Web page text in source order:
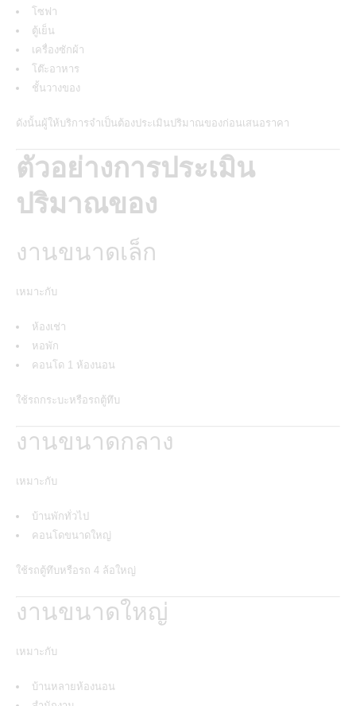
โซฟา
ตู้เย็น
เครื่องซักผ้า
โต๊ะอาหาร
ชั้นวางของ
ดังนั้นผู้ให้บริการจำเป็นต้องประเมินปริมาณของก่อนเสนอราคา
ตัวอย่างการประเมิน
ปริมาณของ
งานขนาดเล็ก
เหมาะกับ
ห้องเช่า
หอพัก
คอนโด 1 ห้องนอน
ใช้รถกระบะหรือรถตู้ทึบ
งานขนาดกลาง
เหมาะกับ
บ้านพักทั่วไป
คอนโดขนาดใหญ่
ใช้รถตู้ทึบหรือรถ 4 ล้อใหญ่
งานขนาดใหญ่
เหมาะกับ
บ้านหลายห้องนอน